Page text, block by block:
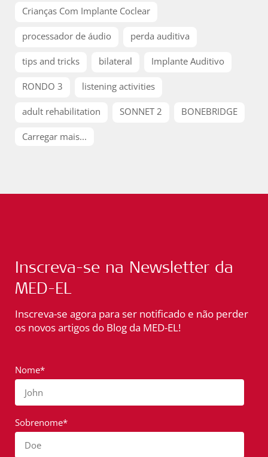
Crianças Com Implante Coclear
processador de áudio perda auditiva
tips and tricks bilateral Implante Auditivo
RONDO 3 listening activities
adult rehabilitation SONNET 2 BONEBRIDGE
Carregar mais...
Inscreva-se na Newsletter da
MED-EL
Inscreva-se agora para ser notificado e não perder
os novos artigos do Blog da MED-EL!
Nome*
John
Sobrenome*
Doe